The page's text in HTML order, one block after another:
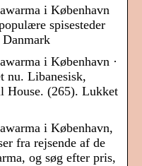
i København
spisesteder
i København‎ ·
nu. Libanesisk,
House. (265). Lukket
i København,
fra rejsende af de
og søg efter pris,